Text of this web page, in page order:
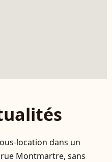
location dans un
Montmartre, sans